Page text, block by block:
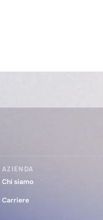
AZIENDA
Chi siamo
Carriere